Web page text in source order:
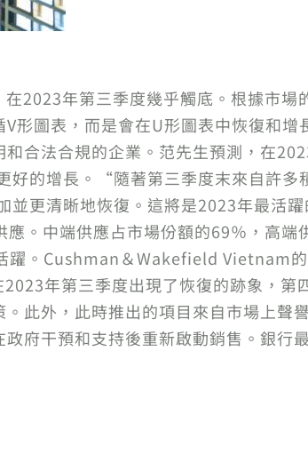
2023年第三季度幾乎觸底。根據市場
形圖表，而是會在U形圖表中恢復和增
合法合規的企業。范先生預測，在
好的增長。“隨著第三季度末來自許多
並更清晰地恢復。這將是2023年最活躍
。中端供應占市場份額的69％，高端
躍。Cushman＆Wakefield Vietnam的
年第三季度出現了恢復的跡象，第
此外，此時推出的項目來自市場上聲
府干預和支持後重新啟動銷售。銀行